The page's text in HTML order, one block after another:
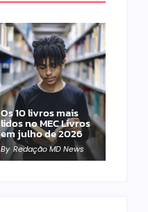
Os 10 livros mais
lidos no MEC Livros
em julho de 2026
By Redação MD News